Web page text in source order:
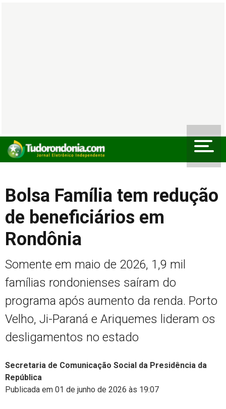
Bolsa Família tem redução
de beneficiários em
Rondônia
Somente em maio de 2026, 1,9 mil
famílias rondonienses saíram do
programa após aumento da renda. Porto
Velho, Ji-Paraná e Ariquemes lideram os
desligamentos no estado
Secretaria de Comunicação Social da Presidência da
República
Publicada em 01 de junho de 2026 às 19:07